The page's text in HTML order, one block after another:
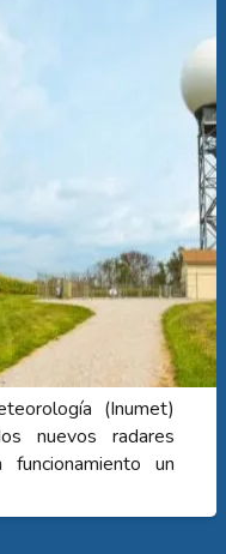
(Inumet)
nuevos radares
un